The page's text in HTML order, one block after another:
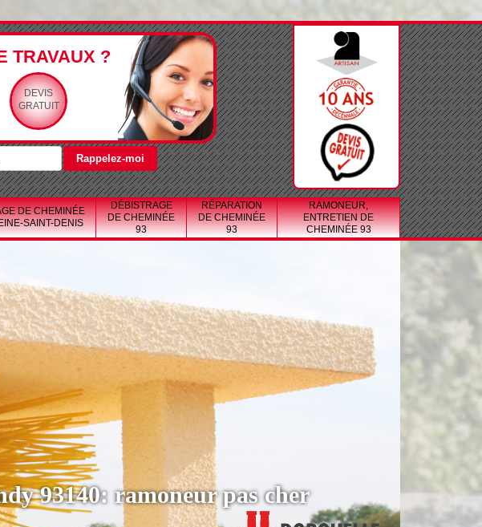
TRAVAUX ?
DEVIS
GRATUIT
DE CHEMINÉE
SAINT-DENIS
DÉBISTRAGE
DE CHEMINÉE
93
RÉPARATION
DE CHEMINÉE
93
RAMONEUR,
ENTRETIEN DE
CHEMINÉE 93
93140: ramoneur pas cher